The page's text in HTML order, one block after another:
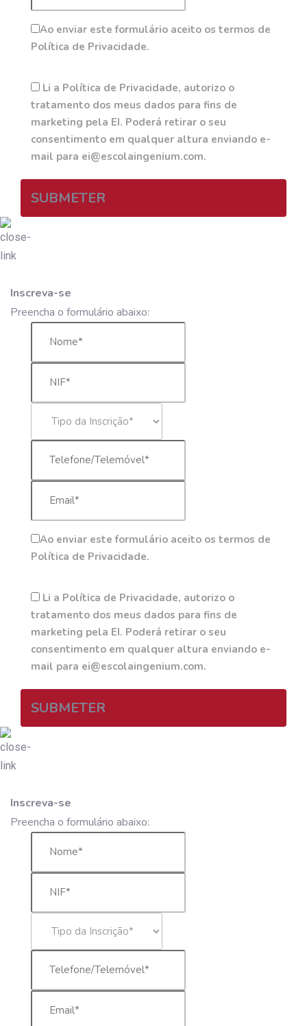
Ao enviar este formulário aceito os termos de
Política de Privacidade.
Li a Política de Privacidade, autorizo o
tratamento dos meus dados para fins de
marketing pela EI. Poderá retirar o seu
consentimento em qualquer altura enviando e-
mail para ei@escolaingenium.com.
SUBMETER
Inscreva-se
Preencha o formulário abaixo:
Ao enviar este formulário aceito os termos de
Política de Privacidade.
Li a Política de Privacidade, autorizo o
tratamento dos meus dados para fins de
marketing pela EI. Poderá retirar o seu
consentimento em qualquer altura enviando e-
mail para ei@escolaingenium.com.
SUBMETER
Inscreva-se
Preencha o formulário abaixo: